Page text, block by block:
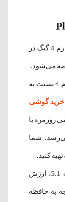
گوشی Honor Play10 با حافظه 128 گیگ و رم 4 گیگ در
می‌شود.
Play 10 با حافظه 128 و رم 4 نسبت به
خرید گوشی
روزمره با
شما
پشتیبانی از شبکه‌های 4G و بلوتوث نسخه 5.1، ارزش
به حافظه